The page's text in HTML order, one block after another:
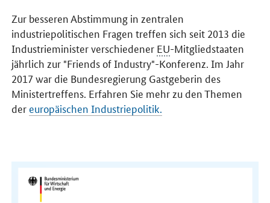
Zur besseren Abstimmung in zentralen
industriepolitischen Fragen treffen sich seit 2013 die
Industrieminister verschiedener EU-Mitgliedstaaten
jährlich zur "Friends of Industry"-Konferenz. Im Jahr
2017 war die Bundesregierung Gastgeberin des
Ministertreffens. Erfahren Sie mehr zu den Themen
der europäischen Industriepolitik.